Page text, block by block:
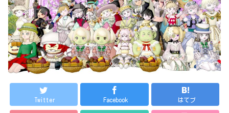
Twitter Facebook はてブ